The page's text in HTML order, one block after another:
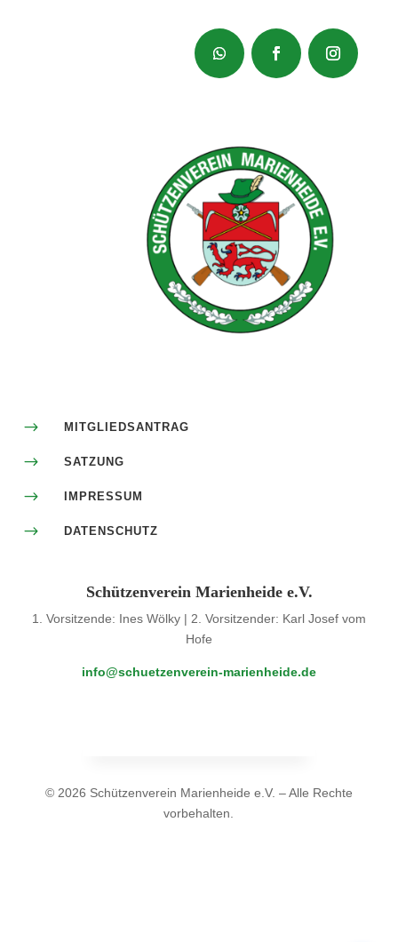
$ MITGLIEDSANTRAG
$ SATZUNG
$ IMPRESSUM
$ DATENSCHUTZ
Schützenverein Marienheide e.V.
1. Vorsitzende: Ines Wölky | 2. Vorsitzender: Karl Josef vom
Hofe
info@schuetzenverein-marienheide.de
© 2026 Schützenverein Marienheide e.V. – Alle Rechte
vorbehalten.